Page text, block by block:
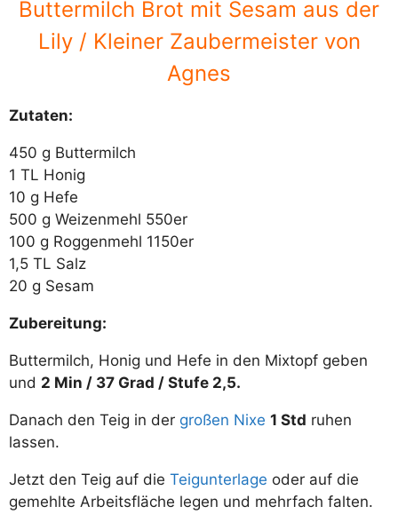
Buttermilch Brot mit Sesam aus der
Lily / Kleiner Zaubermeister von
Agnes
Zutaten:
450 g Buttermilch
1 TL Honig
10 g Hefe
500 g Weizenmehl 550er
100 g Roggenmehl 1150er
1,5 TL Salz
20 g Sesam
Zubereitung:
Buttermilch, Honig und Hefe in den Mixtopf geben
und 2 Min / 37 Grad / Stufe 2,5.
Danach den Teig in der großen Nixe 1 Std ruhen
lassen.
Jetzt den Teig auf die Teigunterlage oder auf die
gemehlte Arbeitsfläche legen und mehrfach falten.